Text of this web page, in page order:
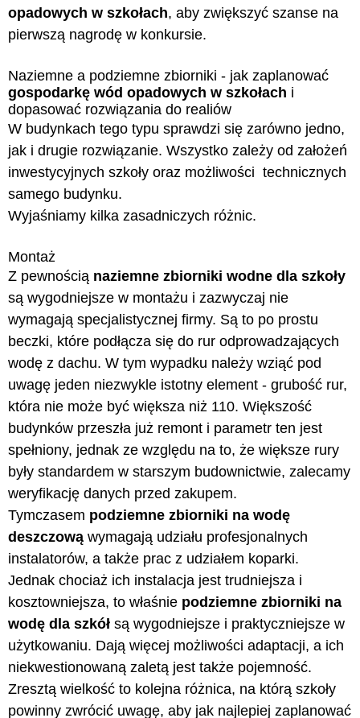
opadowych w szkołach, aby zwiększyć szanse na
pierwszą nagrodę w konkursie.
Naziemne a podziemne zbiorniki - jak zaplanować
gospodarkę wód opadowych w szkołach i
dopasować rozwiązania do realiów
W budynkach tego typu sprawdzi się zarówno jedno,
jak i drugie rozwiązanie. Wszystko zależy od założeń
inwestycyjnych szkoły oraz możliwości technicznych
samego budynku.
Wyjaśniamy kilka zasadniczych różnic.
Montaż
Z pewnością naziemne zbiorniki wodne dla szkoły
są wygodniejsze w montażu i zazwyczaj nie
wymagają specjalistycznej firmy. Są to po prostu
beczki, które podłącza się do rur odprowadzających
wodę z dachu. W tym wypadku należy wziąć pod
uwagę jeden niezwykle istotny element - grubość rur,
która nie może być większa niż 110. Większość
budynków przeszła już remont i parametr ten jest
spełniony, jednak ze względu na to, że większe rury
były standardem w starszym budownictwie, zalecamy
weryfikację danych przed zakupem.
Tymczasem podziemne zbiorniki na wodę
deszczową wymagają udziału profesjonalnych
instalatorów, a także prac z udziałem koparki.
Jednak chociaż ich instalacja jest trudniejsza i
kosztowniejsza, to właśnie podziemne zbiorniki na
wodę dla szkół są wygodniejsze i praktyczniejsze w
użytkowaniu. Dają więcej możliwości adaptacji, a ich
niekwestionowaną zaletą jest także pojemność.
Zresztą wielkość to kolejna różnica, na którą szkoły
powinny zwrócić uwagę, aby jak najlepiej zaplanować